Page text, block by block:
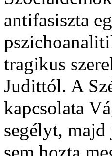
antifasiszta
tragikus
Judittól. A
kapcsolata
segélyt,
sem hozta